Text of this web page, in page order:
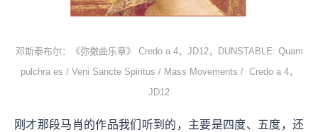
邓斯泰布尔：《弥撒曲乐章》 Credo a 4，JD12，DUNSTABLE: Quam
pulchra es / Veni Sancte Spiritus / Mass Movements / Credo a 4，
JD12
刚才那段马肖的作品我们听到的，主要是四度、五度，还